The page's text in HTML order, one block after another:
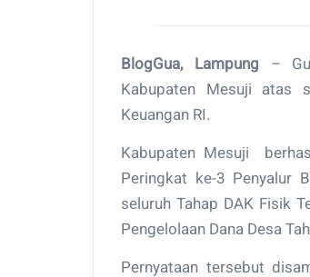
BlogGua, Lampung –
Kabupaten Mesuji atas
Keuangan RI.
Kabupaten Mesuji
Peringkat ke-3 Penyalur
seluruh Tahap DAK Fisik
Pengelolaan Dana Desa
Pernyataan tersebut